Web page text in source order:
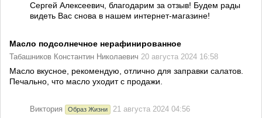
Сергей Алексеевич, благодарим за отзыв! Будем рады
видеть Вас снова в нашем интернет-магазине!
Масло подсолнечное нерафинированное
Табашников Константин Николаевич 20 августа 2024 16:58
Масло вкусное, рекомендую, отлично для заправки салатов.
Печально, что масло уходит с продажи.
Виктория Образ Жизни 21 августа 2024 04:56